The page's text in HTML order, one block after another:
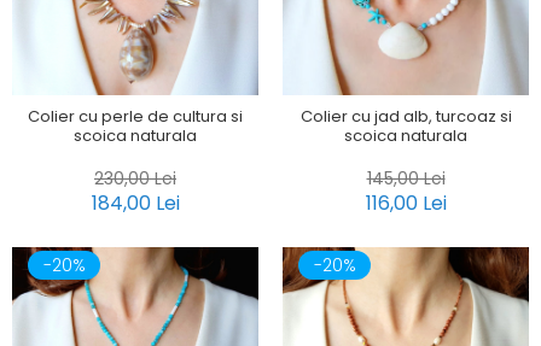
Colier cu perle de cultura si
scoica naturala
230,00 Lei
184,00 Lei
Colier cu jad alb, turcoaz si
scoica naturala
145,00 Lei
116,00 Lei
-20% -20%